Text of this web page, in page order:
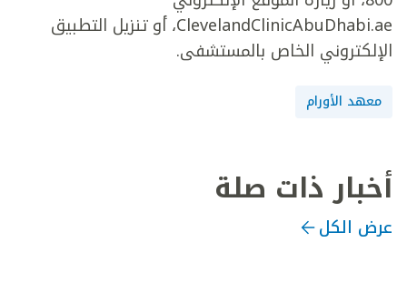
ClevelandClinicAbuDhabi.ae، أو تنزيل التطبيق
الإلكتروني الخاص بالمستشفى.
معهد الأورام
أخبار ذات صلة
عرض الكل